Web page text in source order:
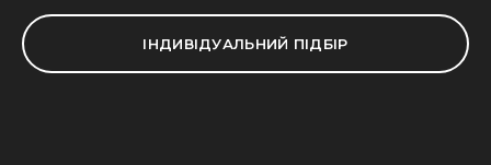
ІНДИВІДУАЛЬНИЙ ПІДБІР